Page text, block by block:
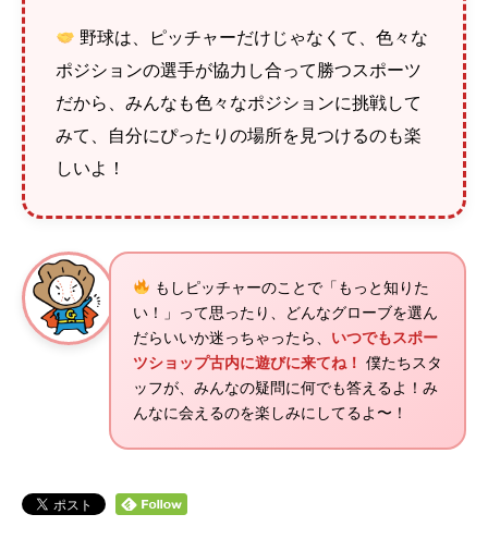
野球は、ピッチャーだけじゃなくて、色々な
ポジションの選手が協力し合って勝つスポーツ
だから、みんなも色々なポジションに挑戦して
みて、自分にぴったりの場所を見つけるのも楽
しいよ！
もしピッチャーのことで「もっと知りた
い！」って思ったり、どんなグローブを選ん
だらいいか迷っちゃったら、 いつでもスポー
ツショップ古内に遊びに来てね！ 僕たちスタ
ッフが、みんなの疑問に何でも答えるよ！み
んなに会えるのを楽しみにしてるよ〜！